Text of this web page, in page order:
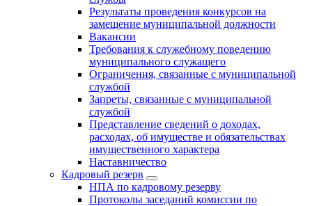
Результаты проведения конкурсов на
замещение муниципальной должности
Вакансии
Требования к служебному поведению
муниципального служащего
Ограничения, связанные с муниципальной
службой
Запреты, связанные с муниципальной
службой
Представление сведений о доходах,
расходах, об имуществе и обязательствах
имущественного характера
Наставничество
Кадровый резерв
НПА по кадровому резерву
Протоколы заседаний комиссии по